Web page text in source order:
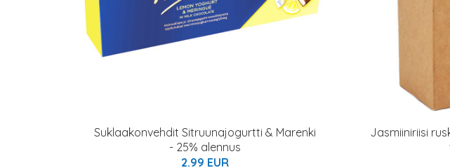
Suklaakonvehdit Sitruunajogurtti & Marenki
- 25% alennus
2.99 EUR
Jasmiiniriisi